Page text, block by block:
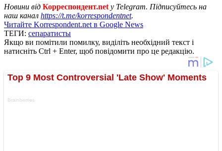
Новини від Корреспондент.net у Telegram. Підписуйтесь на
наш канал https://t.me/korrespondentnet.
Читайте Korrespondent.net в Google News
ТЕГИ: сепаратисты
Якщо ви помітили помилку, виділіть необхідний текст і
натисніть Ctrl + Enter, щоб повідомити про це редакцію.